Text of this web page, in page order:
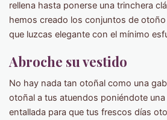
rellena hasta ponerse una trinchera
hemos creado los conjuntos de
que luzcas elegante con el mínimo
Abroche su vestido
No hay nada tan otoñal como una
otoñal a tus atuendos poniéndote
entallada para que tus frescos días